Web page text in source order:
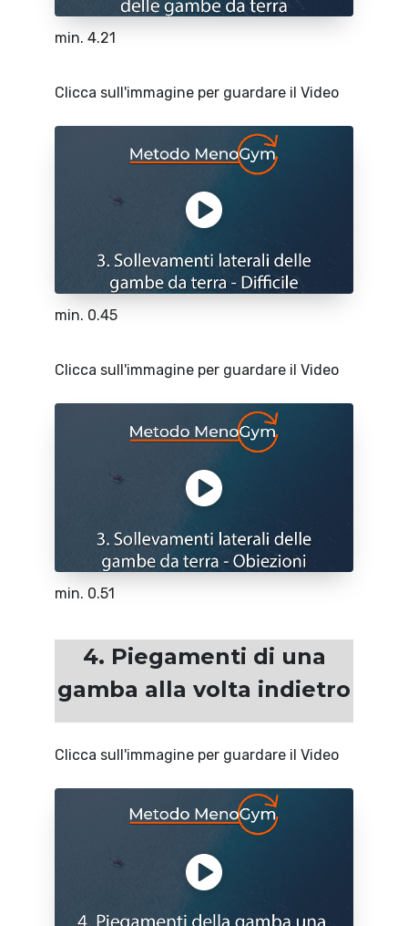
min. 4.21
Clicca sull'immagine per guardare il Video
min. 0.45
Clicca sull'immagine per guardare il Video
min. 0.51
4. Piegamenti di una
gamba alla volta indietro
Clicca sull'immagine per guardare il Video